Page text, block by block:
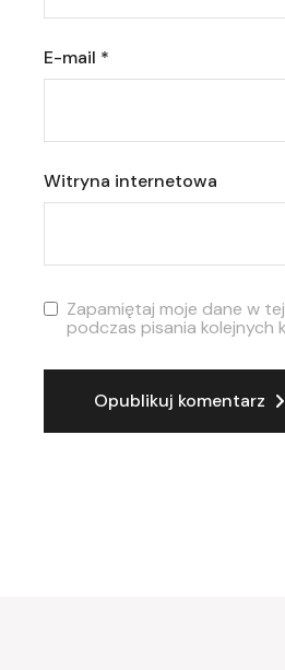
E-mail *
Witryna internetowa
Zapamiętaj moje dane w
podczas pisania kolejnych
Opublikuj komentarz